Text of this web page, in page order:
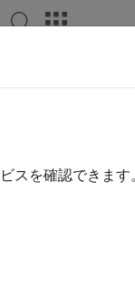
スを確認できま